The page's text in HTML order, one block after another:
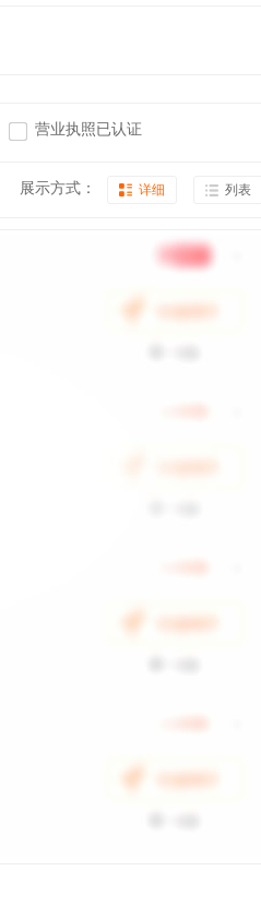
营业执照已认证
展示方式： 详细 列表